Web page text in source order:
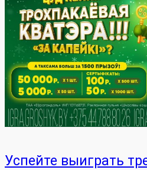
Успейте выиграть